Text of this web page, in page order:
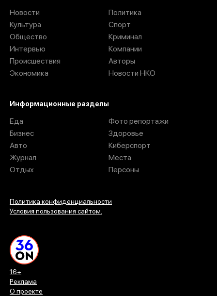
16+
Реклама
О проекте
Новости
Культура
Общество
Интервью
Происшествия
Экономика
Политика
Спорт
Криминал
Компании
Авторы
Новости НКО
Информационные разделы
Еда
Бизнес
Авто
Журнал
Отдых
Фото репортажи
Здоровье
Киберспорт
Места
Персоны
Политика конфиденциальности
Условия пользования сайтом.